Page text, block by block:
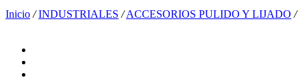
Inicio / INDUSTRIALES / ACCESORIOS PULIDO Y LIJADO /